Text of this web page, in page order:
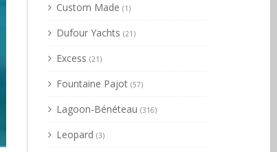
Custom Made (1)
Dufour Yachts (21)
Excess (21)
Fountaine Pajot (57)
Lagoon-Bénéteau (316)
Leopard (3)